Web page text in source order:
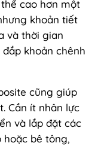
cao hơn một
khoản tiết
và thời gian
khoản chênh
cũng giúp
Cần ít nhân lực
và lắp đặt các
bê tông,